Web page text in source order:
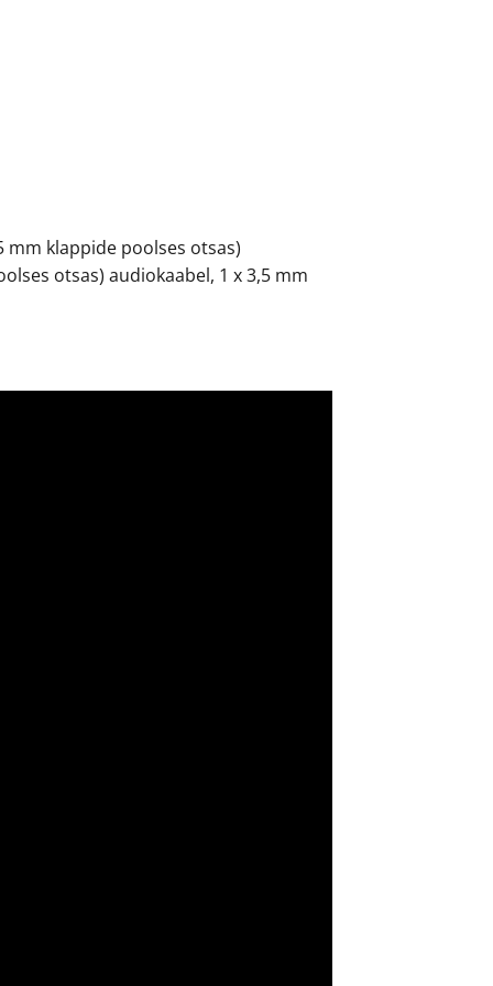
mm klappide poolses otsas)
otsas) audiokaabel, 1 x 3,5 mm